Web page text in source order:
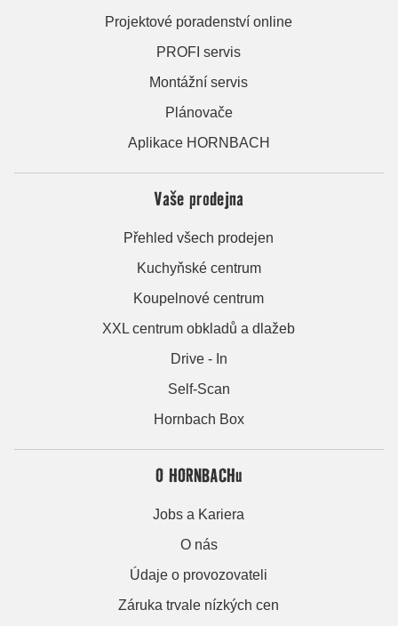
Projektové poradenství online
PROFI servis
Montážní servis
Plánovače
Aplikace HORNBACH
Vaše prodejna
Přehled všech prodejen
Kuchyňské centrum
Koupelnové centrum
XXL centrum obkladů a dlažeb
Drive - In
Self-Scan
Hornbach Box
O HORNBACHu
Jobs a Kariera
O nás
Údaje o provozovateli
Záruka trvale nízkých cen